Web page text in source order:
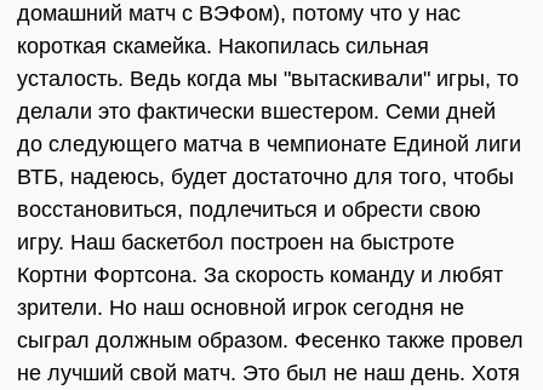
домашний матч с ВЭФом), потому что у нас
короткая скамейка. Накопилась сильная
усталость. Ведь когда мы "вытаскивали" игры, то
делали это фактически вшестером. Семи дней
до следующего матча в чемпионате Единой лиги
ВТБ, надеюсь, будет достаточно для того, чтобы
восстановиться, подлечиться и обрести свою
игру. Наш баскетбол построен на быстроте
Кортни Фортсона. За скорость команду и любят
зрители. Но наш основной игрок сегодня не
сыграл должным образом. Фесенко также провел
не лучший свой матч. Это был не наш день. Хотя